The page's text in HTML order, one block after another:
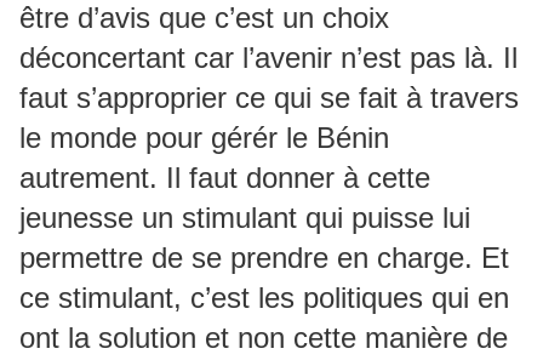
être d’avis que c’est un choix
déconcertant car l’avenir n’est pas là. Il
faut s’approprier ce qui se fait à travers
le monde pour gérér le Bénin
autrement. Il faut donner à cette
jeunesse un stimulant qui puisse lui
permettre de se prendre en charge. Et
ce stimulant, c’est les politiques qui en
ont la solution et non cette manière de